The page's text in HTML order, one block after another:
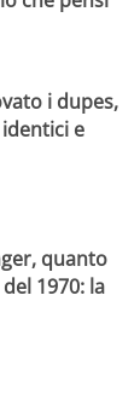
i dupes,
e
quanto
1970: la